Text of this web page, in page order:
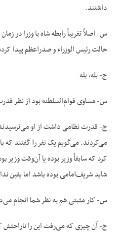
داشتند.
س- اصلاً تقریباً رابطه شاه با وزرا در
حالت رئیس الوزراء و صدراعظم پیدا
ج- بله، بله
س- مساوی قوام‌السلطنه بود از نظر
ج- قدرت نظامی داشت از او
می‌کردند. می‌گویم یک نفر را گفتند
کرد که سابقاً وزیر بوده یا آن‌وقت
شاید شریف‌امامی بوده باشد اما یقین
س- کار مثبتی هم به نظر شما انجام
ج- آن چیزی که می‌رفت این را ناراحتش